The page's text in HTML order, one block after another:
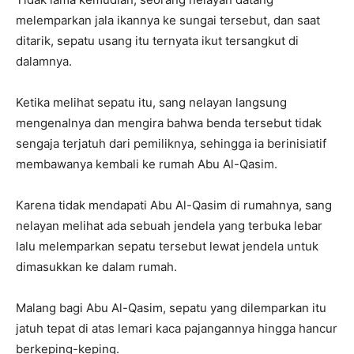
melemparkan jala ikannya ke sungai tersebut, dan saat
ditarik, sepatu usang itu ternyata ikut tersangkut di
dalamnya.
Ketika melihat sepatu itu, sang nelayan langsung
mengenalnya dan mengira bahwa benda tersebut tidak
sengaja terjatuh dari pemiliknya, sehingga ia berinisiatif
membawanya kembali ke rumah Abu Al-Qasim.
Karena tidak mendapati Abu Al-Qasim di rumahnya, sang
nelayan melihat ada sebuah jendela yang terbuka lebar
lalu melemparkan sepatu tersebut lewat jendela untuk
dimasukkan ke dalam rumah.
Malang bagi Abu Al-Qasim, sepatu yang dilemparkan itu
jatuh tepat di atas lemari kaca pajangannya hingga hancur
berkeping-keping.